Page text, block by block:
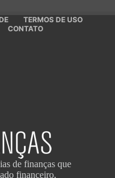
TERMOS DE USO
CONTATO
de finanças que
financeiro,